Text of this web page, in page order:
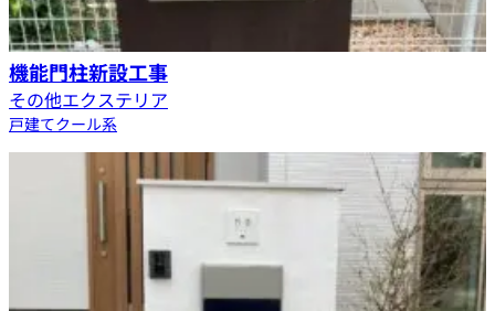
機能門柱新設工事
その他エクステリア
戸建てクール系